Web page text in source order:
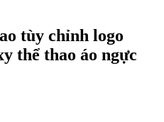
tùy chỉnh logo
thể thao áo ngực